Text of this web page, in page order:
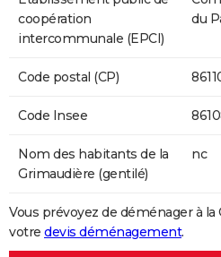
coopération
intercommunale (EPCI)
du
Code postal (CP)
Code Insee
Nom des habitants de la
Grimaudière (gentilé)
nc
Vous prévoyez de déménager à
votre devis déménagement.